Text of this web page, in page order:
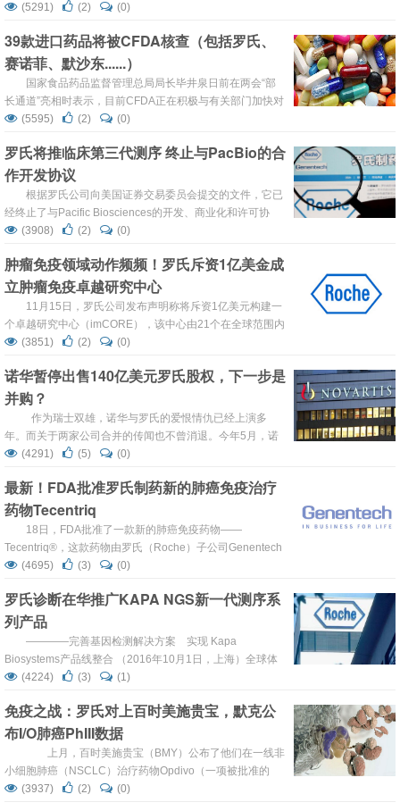
培训计划并通过了标准实验流程审核，率先成为罗氏诊断液
种方法有选择性的分离或富集基因组的特定片段之后再进行
测序的研究策略。随着精准医疗的纵深推进，以外显子组测
序、特定...
(5291) (2) (0)
39款进口药品将被CFDA核查（包括罗氏、
赛诺菲、默沙东......）
国家食品药品监督管理总局局长毕井泉日前在两会“部
长通道”亮相时表示，目前CFDA正在积极与有关部门加快对
跨国药国外药的审评审批，让更多国外特效药尽快在国内上
现场检查任务》，将39个药品列为2017年度进口药品境外
生产现场检查任务，其中包括罗氏、赛诺菲、默沙东等企
业。 此外，在这39个药品中，七叶洋地黄双...
(5595) (2) (0)
罗氏将推临床第三代测序 终止与PacBio的合
作开发协议
根据罗氏公司向美国证券交易委员会提交的文件，它已
经终止了与Pacific Biosciences的开发、商业化和许可协
议。终止将在2017年2月10日生效。 消息一出，对PacBio
至4.22美元，并以3.89美元收盘，跌幅达到43.62%。 2013
年9月，PacBio与罗氏签订协议，以它的单分子实时测...
(3908) (2) (0)
肿瘤免疫领域动作频频！罗氏斥资1亿美金成
立肿瘤免疫卓越研究中心
11月15日，罗氏公司发布声明称将斥资1亿美元构建一
个卓越研究中心（imCORE），该中心由21个在全球范围内
致力于肿瘤免疫疗法研发的学术研究中心组成。成立
和共享数据来推进有潜力的新肿瘤免疫疗法。来自21个领先
的肿瘤免疫研究机构的临床研究人员将与罗氏以及罗氏旗下
Genetech公司的研究人员一起合作开展研究。 ...
(3851) (2) (0)
诺华暂停出售140亿美元罗氏股权，下一步是
并购？
作为瑞士双雄，诺华与罗氏的爱恨情仇已经上演多
年。而关于两家公司合并的传闻也不曾消退。今年5月，诺
华CEO江慕忠在瑞士巴塞尔的一次会议上表示，诺华有可能
为137亿瑞士法郎（138.1亿美元），并暗示由此获得的资
金将用于并购计划。 近日剧情出现反转，根据瑞士媒体
最新报道，诺华...
(4291) (5) (0)
最新！FDA批准罗氏制药新的肺癌免疫治疗
药物Tecentriq
18日，FDA批准了一款新的肺癌免疫药物——
Tecentriq®，这款药物由罗氏（Roche）子公司Genentech
研发。目前，罗氏是少数几个发展了“免疫疗法”用于治疗癌
系统来抵御疾病。在最近发表的研究结果显示，相比于那些
接受化疗的患者，接受Tecentriq®治疗的患者平均要多生存
(4695) (3) (0)
罗氏诊断在华推广KAPA NGS新一代测序系
列产品
————完善基因检测解决方案 实现 Kapa
Biosystems产品线整合 （2016年10月1日，上海）全球体
外诊断市场领导者--罗氏诊断正式宣布完成对Kapa
Sequencing（NGS，新一代测序）系列产品的全面整合。
自今日起，罗氏诊断中国将直接出售、分销和支持KA...
(4224) (3) (1)
免疫之战：罗氏对上百时美施贵宝，默克公
布I/O肺癌PhIII数据
上月，百时美施贵宝（BMY）公布了他们在一线非
小细胞肺癌（NSCLC）治疗药物Opdivo（一项被批准的
PD-L1抑制剂）的三期Phase III数据的一个错误。紧接着，
(3937) (2) (0)